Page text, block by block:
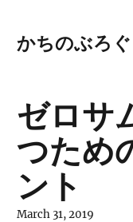
かちのぶろぐ
ゼロサ
つため
ント
March 31, 2019